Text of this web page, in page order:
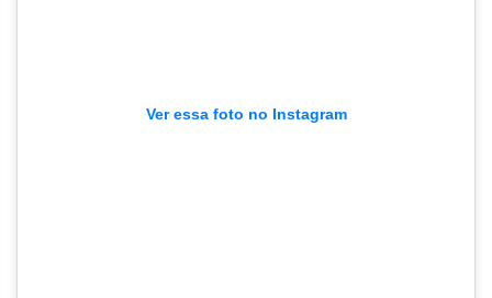
Ver essa foto no Instagram